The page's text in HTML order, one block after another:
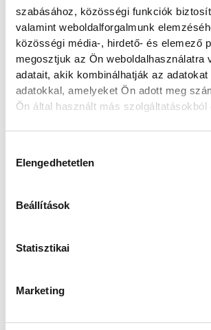
szabásához, közösségi funkciók
valamint weboldalforgalmunk
közösségi média-, hirdető- és elemező
megosztjuk az Ön weboldalhasználatra
adatait, akik kombinálhatják az
adatokkal, amelyeket Ön adott meg
Ön által használt más szolgáltatásokból
Elengedhetetlen
Beállítások
Statisztikai
Marketing
sport kézilabda
férfi kézilabda Európa-liga